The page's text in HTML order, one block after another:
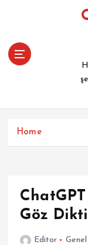
Home
ChatGPT
Göz Dikti
Editor Genel